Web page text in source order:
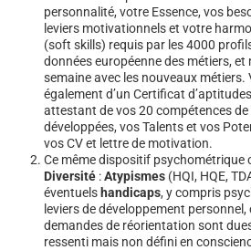
personnalité, votre Essence, vos
leviers motivationnels et votre
(soft skills) requis par les 4000
données européenne des métiers, et
semaine avec les nouveaux métiers.
également d’un Certificat
attestant de vos 20 compétences
développées, vos Talents et vos
vos CV et lettre de motivation.
Ce même dispositif psychométrique
Diversité :Atypismes (HQI, HQE,
éventuels handicaps, y compris
leviers de développement personnel,
demandes de réorientation sont
ressenti mais non défini en